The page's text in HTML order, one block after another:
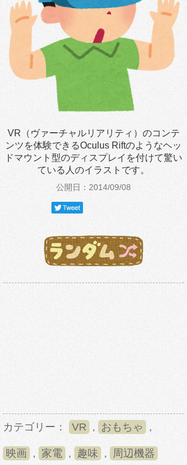
VR（ヴァーチャルリアリティ）のコンテ
ンツを体験できるOculus Riftのようなヘッ
ドマウント型のディスプレイを付けて驚い
ている人のイラストです。
公開日：2014/09/08
カテゴリー： VR , おもちゃ ,
映画 , 家電 , 趣味 , 周辺機器